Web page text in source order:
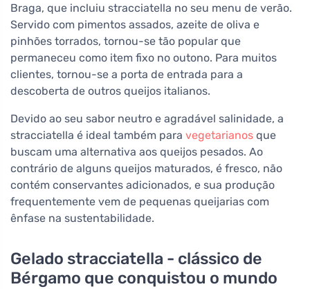
Braga, que incluiu stracciatella no seu menu de verão.
Servido com pimentos assados, azeite de oliva e
pinhões torrados, tornou-se tão popular que
permaneceu como item fixo no outono. Para muitos
clientes, tornou-se a porta de entrada para a
descoberta de outros queijos italianos.
Devido ao seu sabor neutro e agradável salinidade, a
stracciatella é ideal também para vegetarianos que
buscam uma alternativa aos queijos pesados. Ao
contrário de alguns queijos maturados, é fresco, não
contém conservantes adicionados, e sua produção
frequentemente vem de pequenas queijarias com
ênfase na sustentabilidade.
Gelado stracciatella - clássico de
Bérgamo que conquistou o mundo